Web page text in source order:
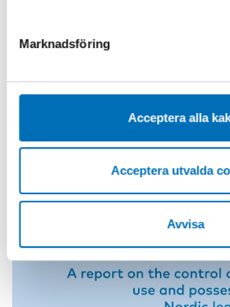
webbplatsen och de tjänster vi
cookies kan du alltid radera dem
Marknadsföring
Acceptera alla
Acceptera utvalda
Avvisa